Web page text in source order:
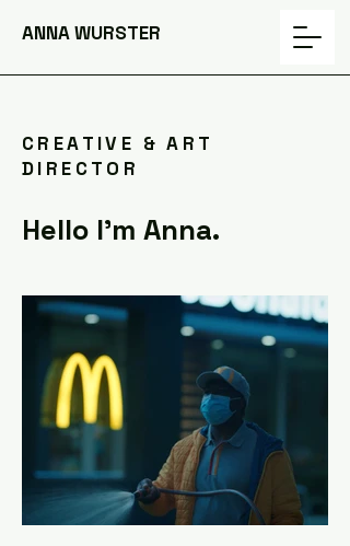
ANNA WURSTER
CREATIVE & ART
DIRECTOR
Hello I'm Anna.